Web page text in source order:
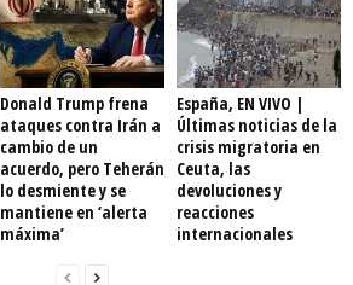
Donald Trump frena
ataques contra Irán a
cambio de un
acuerdo, pero Teherán
lo desmiente y se
mantiene en ‘alerta
máxima’
España, EN VIVO |
Últimas noticias de la
crisis migratoria en
Ceuta, las
devoluciones y
reacciones
internacionales